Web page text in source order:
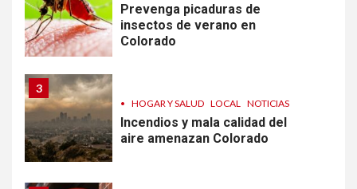
Prevenga picaduras de
insectos de verano en
Colorado
3
• HOGAR Y SALUD LOCAL NOTICIAS
Incendios y mala calidad del
aire amenazan Colorado